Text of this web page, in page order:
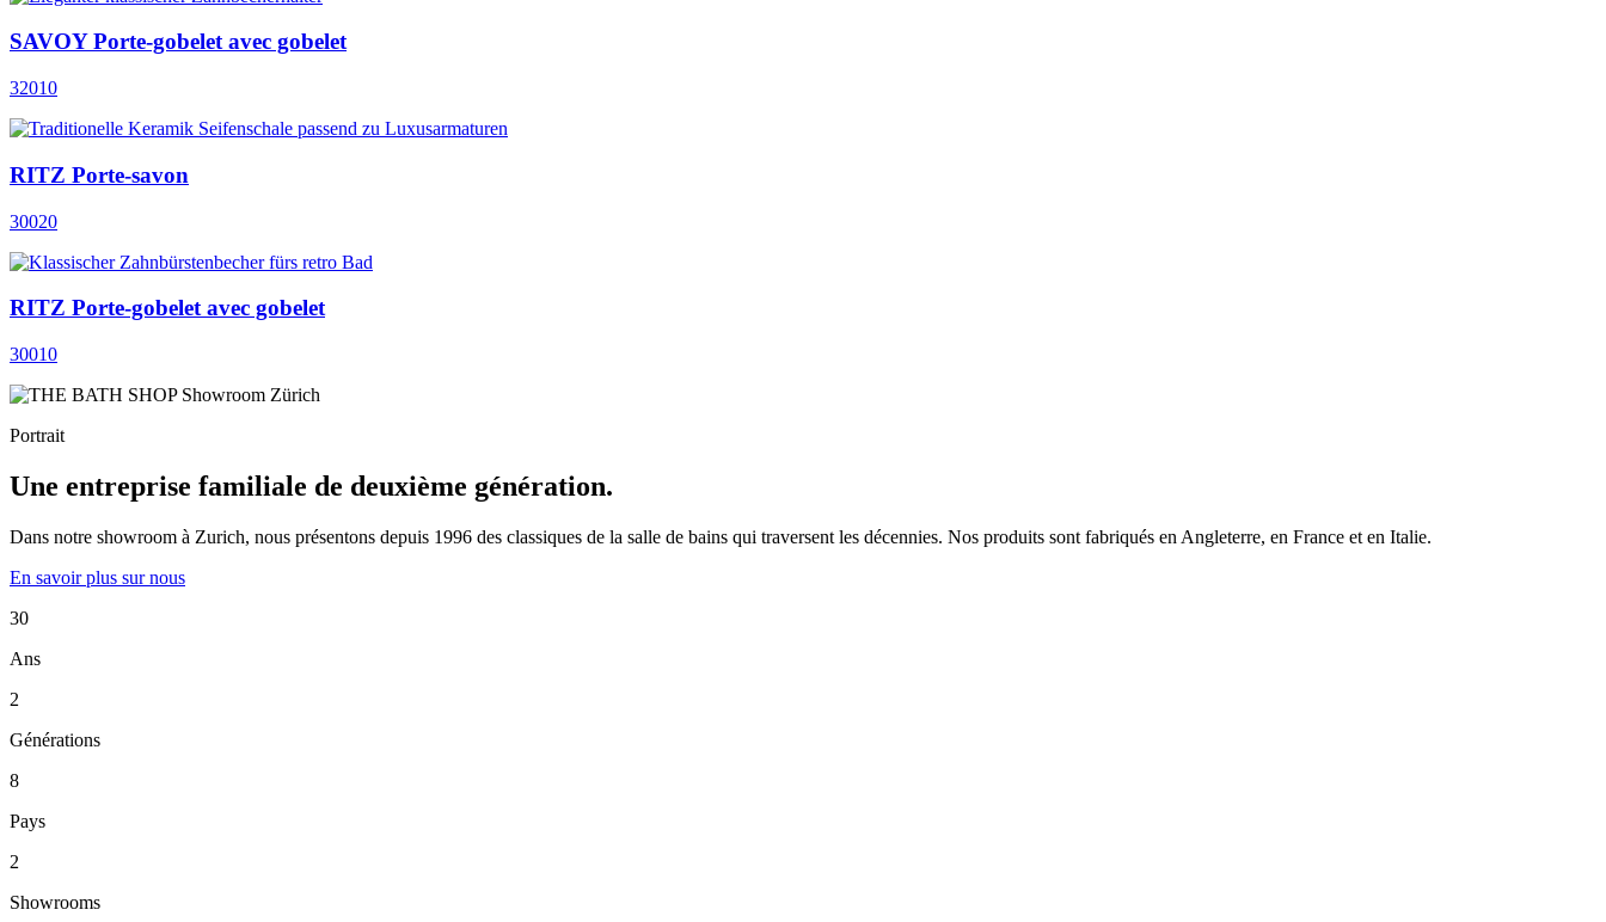
SAVOY Porte-gobelet avec gobelet
32010
RITZ Porte-savon
30020
RITZ Porte-gobelet avec gobelet
30010
Portrait
Une entreprise familiale de deuxième génération.
Dans notre showroom à Zurich, nous présentons depuis 1996 des classiques de la salle de bains qui traversent les décennies. Nos produits sont fabriqués en Angleterre, en France et en Italie.
En savoir plus sur nous
30
Ans
2
Générations
8
Pays
2
Showrooms